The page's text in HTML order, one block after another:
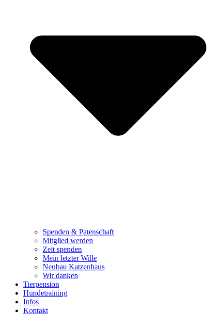
Spenden & Patenschaft
Mitglied werden
Zeit spenden
Mein letzter Wille
Neubau Katzenhaus
Wir danken
Tierpension
Hundetraining
Infos
Kontakt